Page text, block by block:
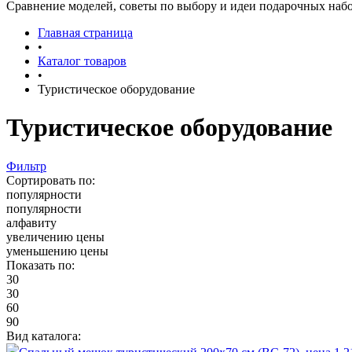
Сравнение моделей, советы по выбору и идеи подарочных
Главная страница
•
Каталог товаров
•
Туристическое оборудование
Туристическое оборудование
Фильтр
Сортировать по:
популярности
популярности
алфавиту
увеличению цены
уменьшению цены
Показать по:
30
30
60
90
Вид каталога: